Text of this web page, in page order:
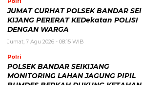
JUMAT CURHAT POLSEK BANDAR SEI
KIJANG PERERAT KEDekatan POLISI
DENGAN WARGA
Jumat, 7 Agu 2026 - 08:15 WIB
Polri
POLSEK BANDAR SEIKIJANG
MONITORING LAHAN JAGUNG PIPIL